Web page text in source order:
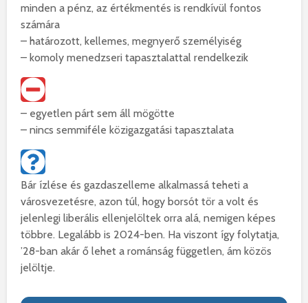
minden a pénz, az értékmentés is rendkívül fontos
számára
– határozott, kellemes, megnyerő személyiség
– komoly menedzseri tapasztalattal rendelkezik
– egyetlen párt sem áll mögötte
– nincs semmiféle közigazgatási tapasztalata
Bár ízlése és gazdaszelleme alkalmassá teheti a
városvezetésre, azon túl, hogy borsót tör a volt és
jelenlegi liberális ellenjelöltek orra alá, nemigen képes
többre. Legalább is 2024-ben. Ha viszont így folytatja,
’28-ban akár ő lehet a románság független, ám közös
jelöltje.